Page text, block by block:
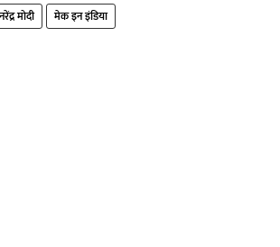
नरेंद्र मोदी मेक इन इंडिया